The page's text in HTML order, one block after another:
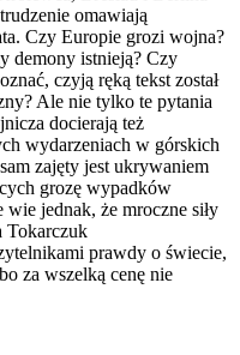
omawiają
Czy Europie grozi wojna?
demony istnieją? Czy
czyją ręką tekst został
Ale nie tylko te pytania
docierają też
wydarzeniach w górskich
zajęty jest ukrywaniem
grozę wypadków
jednak, że mroczne siły
Tokarczuk
prawdy o świecie,
za wszelką cenę nie